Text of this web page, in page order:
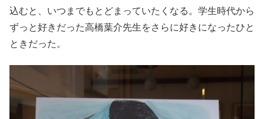
込むと、いつまでもとどまっていたくなる。学生時代から
ずっと好きだった高橋葉介先生をさらに好きになったひと
ときだった。